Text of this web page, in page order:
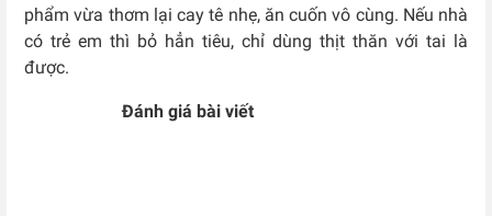
phẩm vừa thơm lại cay tê nhẹ, ăn cuốn vô cùng. Nếu nhà
có trẻ em thì bỏ hẳn tiêu, chỉ dùng thịt thăn với tai là
được.
Đánh giá bài viết